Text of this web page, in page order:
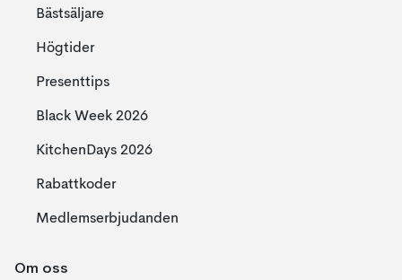
Bästsäljare
Högtider
Presenttips
Black Week 2026
KitchenDays 2026
Rabattkoder
Medlemserbjudanden
Om oss